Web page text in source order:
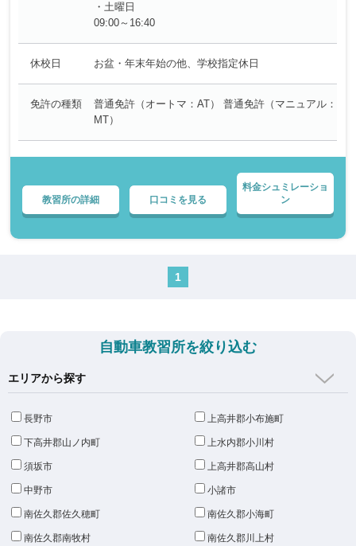
・土曜日
09:00～16:40
休校日 お盆・年末年始の他、学校指定休日
免許の種類
普通免許（オートマ：AT） 普通免許（マニュアル：
MT）
教習所の詳細 口コミを見る
料金シュミレーショ
ン
1
自動車教習所を絞り込む
エリアから探す
長野市 上高井郡小布施町
下高井郡山ノ内町 上水内郡小川村
須坂市 上高井郡高山村
中野市 小諸市
南佐久郡佐久穂町 南佐久郡小海町
南佐久郡南牧村 南佐久郡川上村